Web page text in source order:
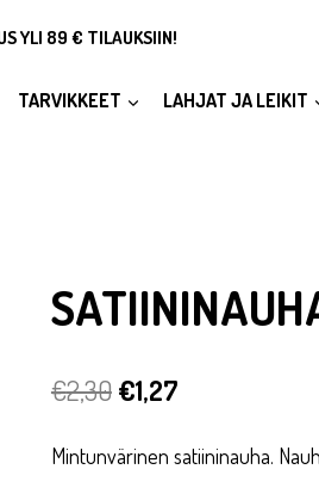
YLI 89 € TILAUKSIIN!
TARVIKKEET LAHJAT JA LEIKIT
€2,30 Alkuperäinen
oli:
€1,27Nykyinen
on:
Mintunvärinen satiininauha.